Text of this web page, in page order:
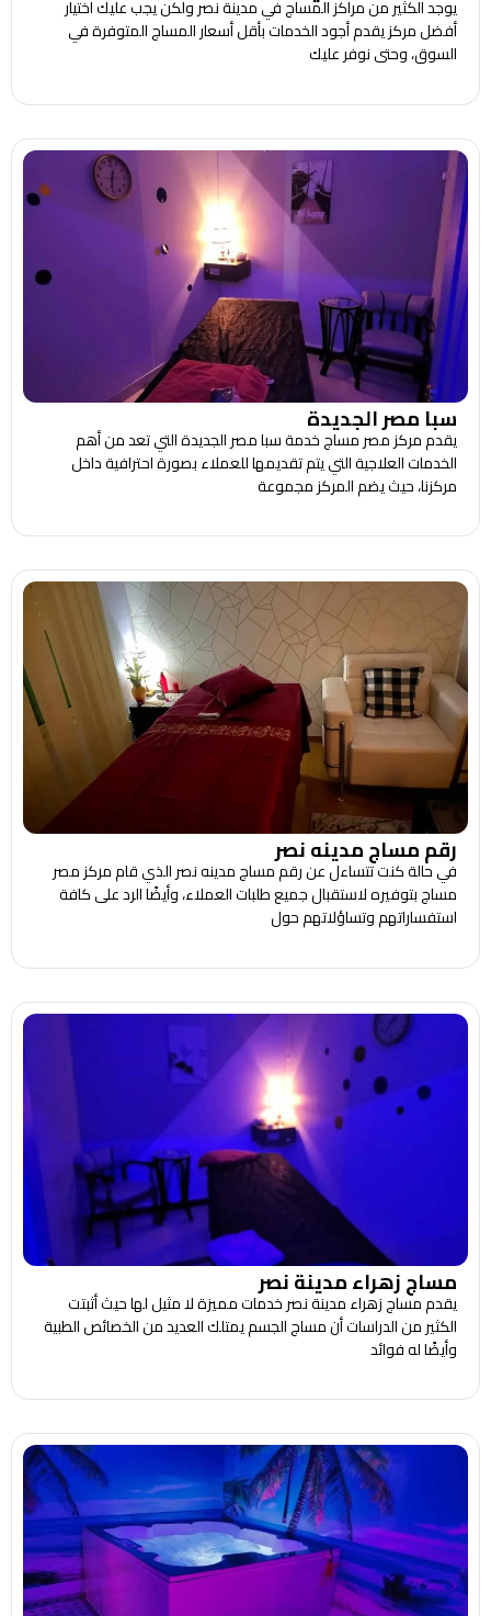
يوجد الكثير من مراكز المساج في مدينة نصر ولكن يجب عليك اختيار
أفضل مركز يقدم أجود الخدمات بأقل أسعار المساج المتوفرة في
السوق، وحتى نوفر عليك
سبا مصر الجديدة
يقدم مركز مصر مساج خدمة سبا مصر الجديدة التي تعد من أهم
الخدمات العلاجية التي يتم تقديمها للعملاء بصورة احترافية داخل
مركزنا، حيث يضم المركز مجموعة
رقم مساج مدينه نصر
في حالة كنت تتساءل عن رقم مساج مدينه نصر الذي قام مركز مصر
مساج بتوفيره لاستقبال جميع طلبات العملاء، وأيضًا الرد على كافة
استفساراتهم وتساؤلاتهم حول
مساج زهراء مدينة نصر
يقدم مساج زهراء مدينة نصر خدمات مميزة لا مثيل لها حيث أثبتت
الكثير من الدراسات أن مساج الجسم يمتلك العديد من الخصائص الطبية
وأيضًا له فوائد